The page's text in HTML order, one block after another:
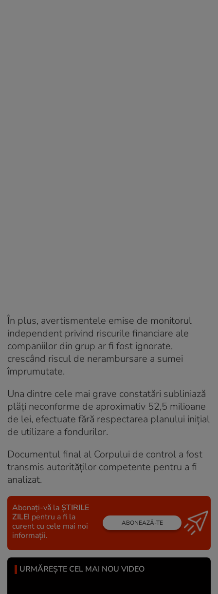
În plus, avertismentele emise de monitorul
independent privind riscurile financiare ale
companiilor din grup ar fi fost ignorate,
crescând riscul de nerambursare a sumei
împrumutate.
Una dintre cele mai grave constatări subliniază
plăți neconforme de aproximativ 52,5 milioane
de lei, efectuate fără respectarea planului inițial
de utilizare a fondurilor.
Documentul final al Corpului de control a fost
transmis autorităților competente pentru a fi
analizat.
Abonați-vă la ȘTIRILE
ZILEI pentru a fi la
curent cu cele mai noi
informații.
ABONEAZĂ-TE
URMĂREȘTE CEL MAI NOU VIDEO